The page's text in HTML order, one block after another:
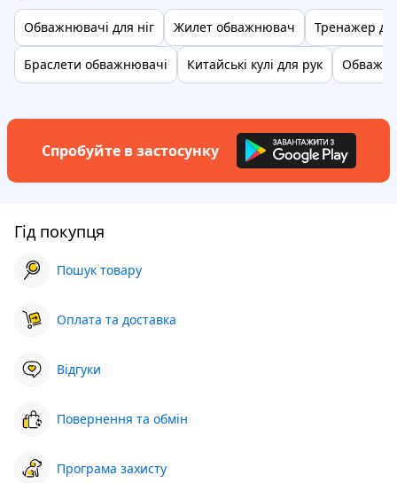
Обважнювачі для ніг Жилет обважнювач Тренажер
Браслети обважнювачі Китайські кулі для рук
Спробуйте в застосунку
Гід покупця
Пошук товару
Оплата та доставка
Відгуки
Повернення та обмін
Програма захисту